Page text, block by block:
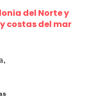
del Norte y
costas del mar